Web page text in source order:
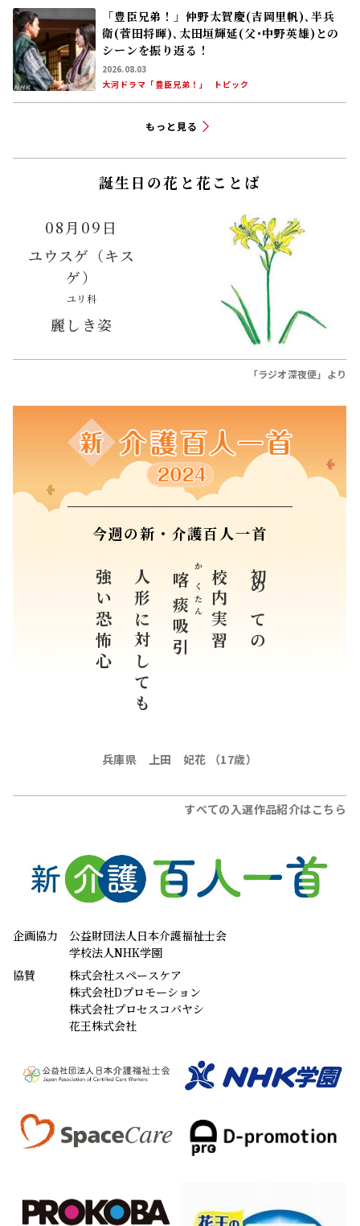
もっと見る
誕生日の花と花ことば
ゲ）
「ラジオ深夜便」より
今週の新・介護百人一首
初めての
校内実習
喀痰かくたん
吸引
人形に対しても
強い恐怖心
兵庫県 上田 妃花 （17歳）
株式会社スペースケア
株式会社Dプロモーション
株式会社プロセスコバヤシ